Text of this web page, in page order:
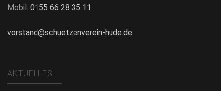
Mobil: 0155 66 28 35 11
vorstand@schuetzenverein-hude.de
AKTUELLES